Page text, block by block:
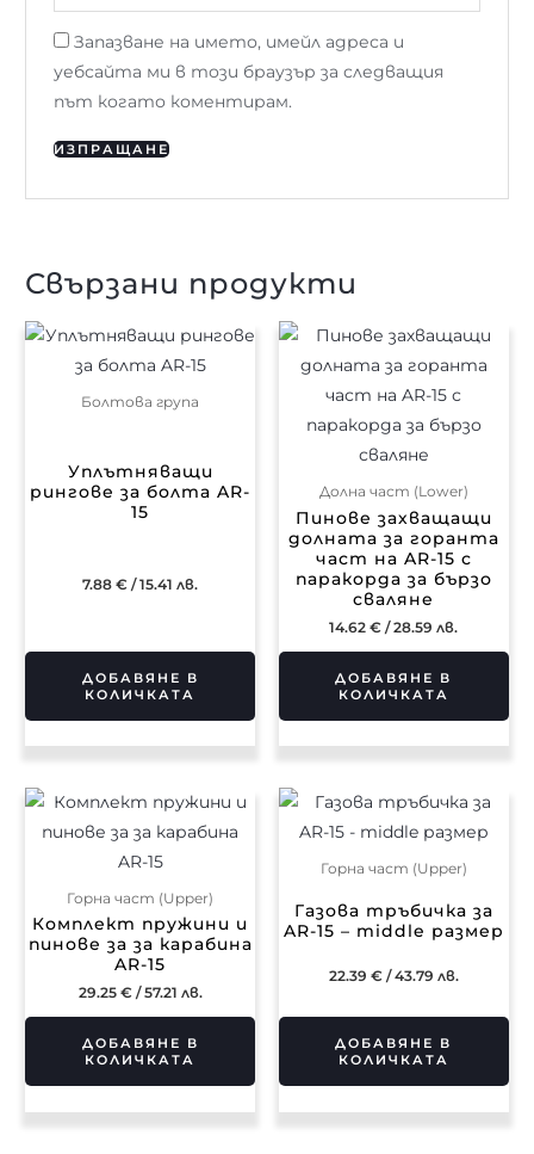
Запазване на името, имейл адреса и
уебсайта ми в този браузър за следващия
път когато коментирам.
Свързани продукти
Болтова група
Уплътняващи
рингове за болта AR-
15
7.88€ / 15.41 лв.
ДОБАВЯНЕ В
КОЛИЧКАТА
Долна част (Lower)
Пинове захващащи
долната за горанта
част на AR-15 с
паракорда за бързо
сваляне
14.62€ / 28.59 лв.
ДОБАВЯНЕ В
КОЛИЧКАТА
Горна част (Upper)
Комплект пружини и
пинове за за карабина
AR-15
29.25 €/ 57.21 лв.
ДОБАВЯНЕ В
КОЛИЧКАТА
Горна част (Upper)
Газова тръбичка за
AR-15 – middle размер
22.39 €/ 43.79 лв.
ДОБАВЯНЕ В
КОЛИЧКАТА